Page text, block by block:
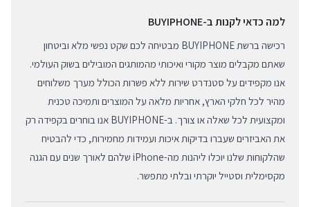
למה כדאי לקנות ב-BUYIPHONE
רכישה ברשת BUYIPHONE מבטיחה לכם שקט נפשי מלא וביטחון
שאתם מקבלים מוצר מקורי ואיכותי מהמותגים המובילים בשוק העולמי.
אנו מקפידים על סטנדרט שירות ללא פשרות הכולל מערך משלוחים
מהיר לכל חלקי הארץ, אחריות מלאה על המוצרים ותמיכה טכנית
ומקצועית לכל שאלה או צורך. ב-BUYIPHONE אנו בוחרים בקפידה רק
את האביזרים שעברו בדיקות איכות ועמידות מחמירות, כדי להבטיח
שהלקוחות שלנו יוכלו ליהנות מה-iPhone שלהם לאורך שנים עם הגנה
מקסימלית וסטייל יוקרתי ובלתי מתפשר.